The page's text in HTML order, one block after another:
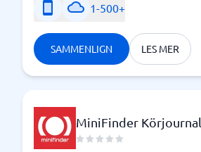
1-500+
SAMMENLIGN LES MER
MiniFinder Körjournal